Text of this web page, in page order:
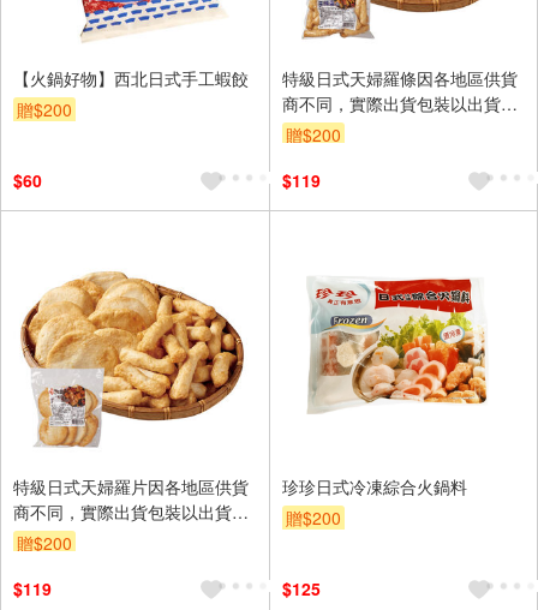
【火鍋好物】西北日式手工蝦餃
贈$200
$60
特級日式天婦羅條因各地區供貨
商不同，實際出貨包裝以出貨店
庫存為準。
贈$200
$119
特級日式天婦羅片因各地區供貨
商不同，實際出貨包裝以出貨店
庫存為準。
贈$200
$119
珍珍日式冷凍綜合火鍋料
贈$200
$125